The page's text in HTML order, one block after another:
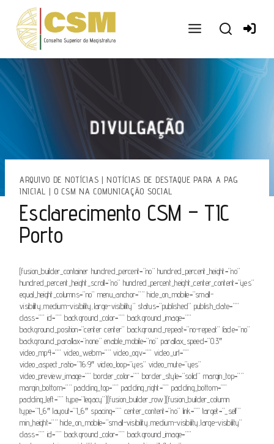
conteúdo
ARQUIVO DE NOTÍCIAS | NOTÍCIAS DE DESTAQUE PARA A PAG
INICIAL
| O CSM NA COMUNICAÇÃO SOCIAL
Esclarecimento CSM – TIC
Porto
[fusion_builder_container hundred_percent=”no” hundred_percent_height=”no”
hundred_percent_height_scroll=”no” hundred_percent_height_center_content=”yes”
equal_height_columns=”no” menu_anchor=”” hide_on_mobile=”small-
visibility,medium-visibility,large-visibility” status=”published” publish_date=””
class=”” id=”” background_color=”” background_image=””
background_position=”center center” background_repeat=”no-repeat” fade=”no”
background_parallax=”none” enable_mobile=”no” parallax_speed=”0.3″
video_mp4=”” video_webm=”” video_ogv=”” video_url=””
video_aspect_ratio=”16:9″ video_loop=”yes” video_mute=”yes”
video_preview_image=”” border_color=”” border_style=”solid” margin_top=””
margin_bottom=”” padding_top=”” padding_right=”” padding_bottom=””
padding_left=”” type=”legacy”][fusion_builder_row][fusion_builder_column
type=”1_6″ layout=”1_6″ spacing=”” center_content=”no” link=”” target=”_self”
min_height=”” hide_on_mobile=”small-visibility,medium-visibility,large-visibility”
class=”” id=”” background_color=”” background_image=””